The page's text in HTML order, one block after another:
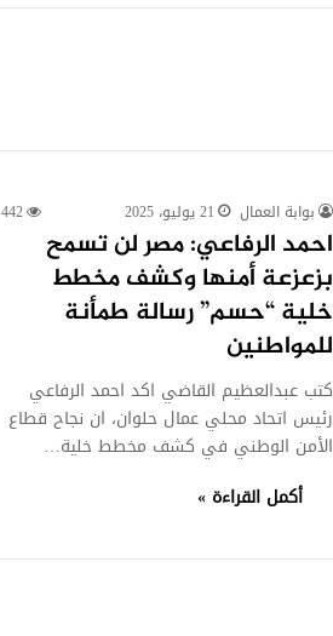
بوابة العمال 21 يوليو، 2025 442
احمد الرفاعي: مصر لن تسمح
بزعزعة أمنها وكشف مخطط
خلية “حسم” رسالة طمأنة
للمواطنين
كتب عبدالعظيم القاضي اكد احمد الرفاعي
رئيس اتحاد محلي عمال حلوان، ان نجاح قطاع
الأمن الوطني في كشف مخطط خلية…
أكمل القراءة »